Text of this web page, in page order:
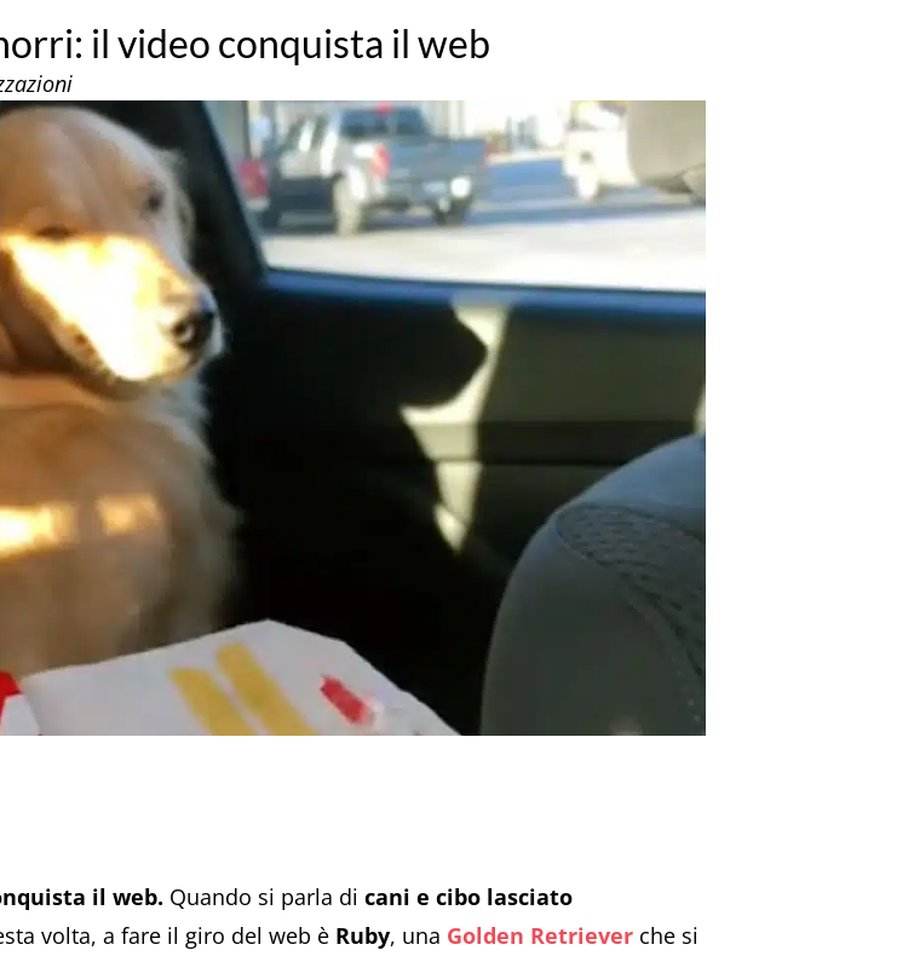
il video conquista il web
il web. Quando si parla di cani e cibo lasciato
volta, a fare il giro del web è Ruby, una Golden Retriever che si